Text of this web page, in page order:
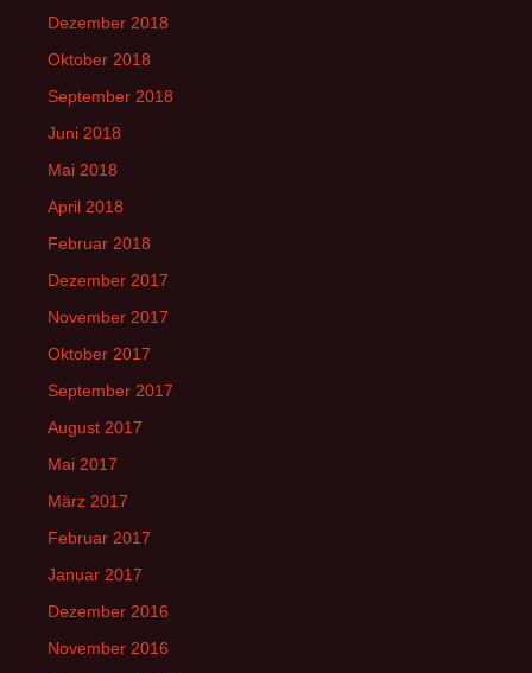
Dezember 2018
Oktober 2018
September 2018
Juni 2018
Mai 2018
April 2018
Februar 2018
Dezember 2017
November 2017
Oktober 2017
September 2017
August 2017
Mai 2017
März 2017
Februar 2017
Januar 2017
Dezember 2016
November 2016